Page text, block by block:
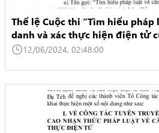
Thể lệ Cuộc thi “Tìm hiểu
danh và xác thực hiện điện tử
bàn tỉnh Lâm Đồng
12/06/2024, 02:48:00